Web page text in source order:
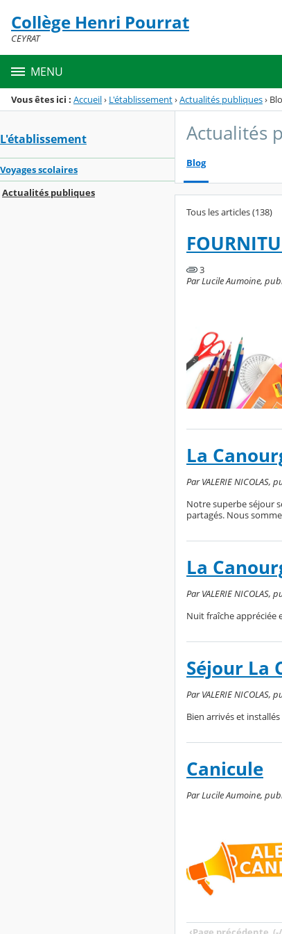
Menu de la rubrique
Contenu
Collège Henri Pourrat
CEYRAT
MENU
Vous êtes ici : Accueil› L'établissement›Actualités publiques›
L'établissement
Voyages scolaires
Actualités publiques
Actualités
Blog
Tous les articles (138)
3
Par Lucile Aumoine,
La
Par VALERIE
Notre superbe séjour
partagés. Nous
La
Par VALERIE
Nuit fraîche appréciée
Séjour La
Par VALERIE
Bien arrivés et
Canicule
Par Lucile Aumoine,